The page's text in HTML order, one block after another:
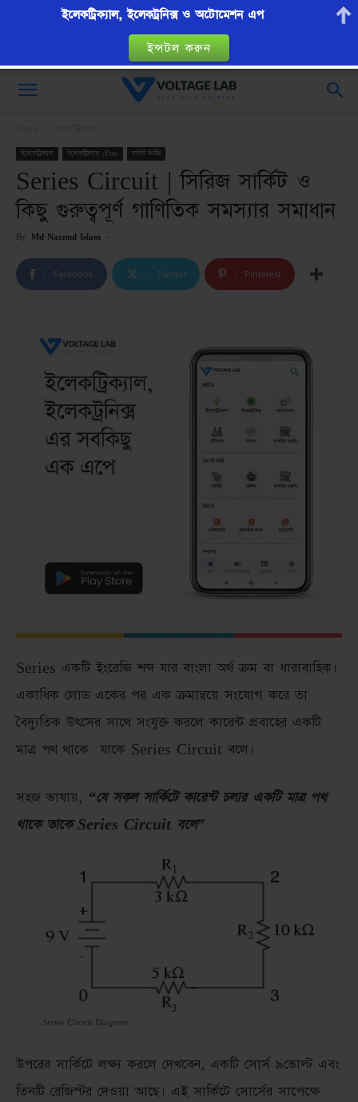
VoltageLab
ইলেকট্রিক্যাল ইলেকট্রিক্যাল (Pro) সার্কিট থিউরি
Series Circuit | সিরিজ সার্কিট ও
কিছু গুরুত্বপূর্ণ গাণিতিক সমস্যার সমাধান
By Md Nazmul Islam -
Facebook Twitter Pinterest
Series একটি ইংরেজি শব্দ যার বাংলা অর্থ ক্রম বা ধারাবাহিক।
একাধিক লোড একের পর এক ক্রমান্বয়ে সংযোগ করে তা
বৈদ্যুতিক উৎসের সাথে সংযুক্ত করলে কারেন্ট প্রবাহের একটি
মাত্র পথ থাকে যাকে Series Circuit বলে।
সহজ ভাষায়, “যে সকল সার্কিটে কারেন্ট চলার একটি মাত্র পথ
থাকে তাকে Series Circuit বলে”
Series Circuit Diagram
উপরের সার্কিটে লক্ষ্য করলে দেখবেন, একটি সোর্স ৯ভোল্ট এবং
তিনটি রেজিস্টর দেওয়া আছে। এই সার্কিটে সোর্সের সাপেক্ষে
ইলেকট্রিক্যাল, ইলেকট্রনিক্স ও অটোমেশন এপ
ইন্সটল করুন